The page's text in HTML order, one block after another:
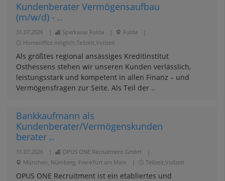
Kundenberater Vermögensaufbau
(m/w/d) - ..
31.07.2026 Sparkasse Fulda Fulda
Homeoffice möglich,Teilzeit,Vollzeit
Als größtes regional ansässiges Kreditinstitut
Osthessens stehen wir unseren Kunden verlässlich,
leistungsstark und kompetent in allen Finanz – und
Vermögensfragen zur Seite. Als Teil der ..
Bankkaufmann als
Kundenberater/Vermögenskunden
berater ..
31.07.2026 OPUS ONE Recruitment GmbH
München, Nürnberg, Frankfurt am Main
Teilzeit,Vollzeit
OPUS ONE Recruitment ist ein etabliertes und